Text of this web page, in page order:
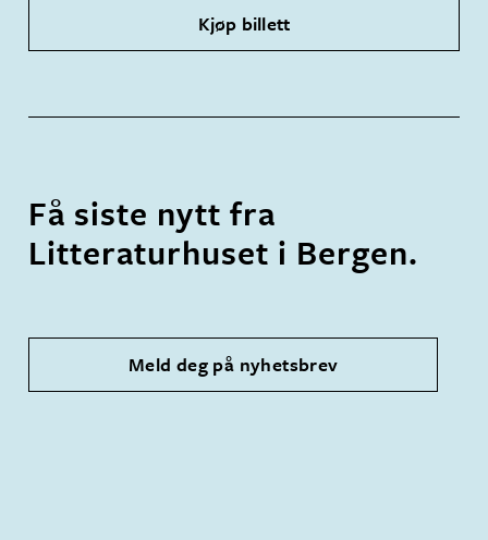
Kjøp billett
Få siste nytt fra
Litteraturhuset i Bergen.
Meld deg på nyhetsbrev